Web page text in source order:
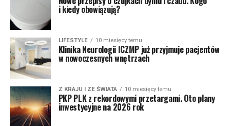
i kiedy obowiązują?
LIFESTYLE 10 miesięcy temu
Klinika Neurologii ICZMP już przyjmuje pacjentów
w nowoczesnych wnętrzach
Z KRAJU I ZE ŚWIATA 10 miesięcy temu
PKP PLK z rekordowymi przetargami. Oto plany
inwestycyjne na 2026 rok